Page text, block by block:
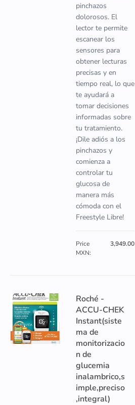
pinchazos
dolorosos. El
lector te permite
escanear los
sensores para
obtener lecturas
precisas y en
tiempo real, lo que
te ayudará a
tomar decisiones
informadas sobre
tu tratamiento.
¡Dile adiós a los
pinchazos y
comienza a
controlar tu
glucosa de
manera más
cómoda con el
Freestyle Libre!
Price
MXN:
3,949.00
Roché -
ACCU-CHEK
Instant(siste
ma de
monitorizacio
n de
glucemia
inalambrico,s
imple,preciso
,integral)